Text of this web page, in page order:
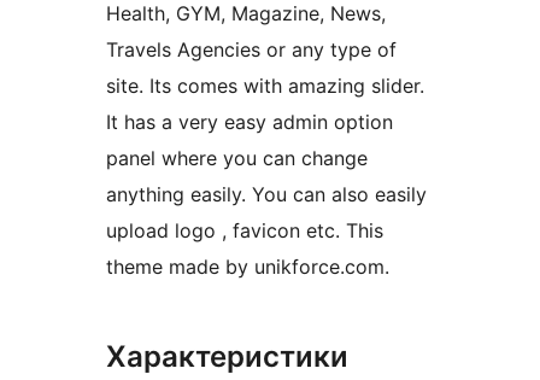
Health, GYM, Magazine, News,
Travels Agencies or any type of
site. Its comes with amazing slider.
It has a very easy admin option
panel where you can change
anything easily. You can also easily
upload logo , favicon etc. This
theme made by unikforce.com.
Характеристики